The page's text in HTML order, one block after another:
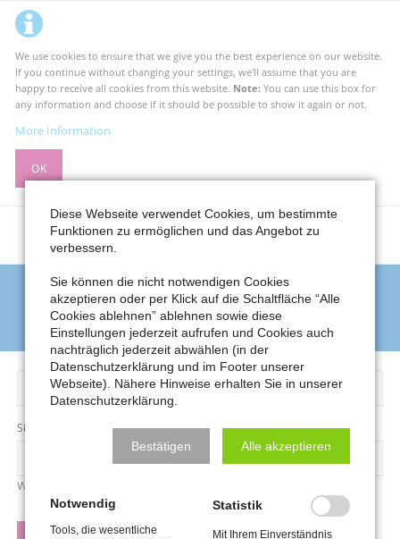
We use cookies to ensure that we give you the best experience on our website.
If you continue without changing your settings, we'll assume that you are
happy to receive all cookies from this website. Note:You can use this box for
any information and choose if it should be possible to show it again or not.
More Information
OK
Newsletter Abbestellen
Meerbuscher Kulturkreis e.V. – MKK Newsletter Abbestellen
Pflichtfeld
Sicherheitsfrage
Was ist die Summe aus 1 und 6?
Diese Webseite verwendet Cookies, um bestimmte
Funktionen zu ermöglichen und das Angebot zu
verbessern.
Sie können die nicht notwendigen Cookies
akzeptieren oder per Klick auf die Schaltfläche “Alle
Cookies ablehnen” ablehnen sowie diese
Einstellungen jederzeit aufrufen und Cookies auch
nachträglich jederzeit abwählen (in der
Datenschutzerklärung und im Footer unserer
Webseite). Nähere Hinweise erhalten Sie in unserer
Datenschutzerklärung.
Bestätigen Alle akzeptieren
Notwendig
Tools, die wesentliche
Statistik
Mit Ihrem Einverständnis